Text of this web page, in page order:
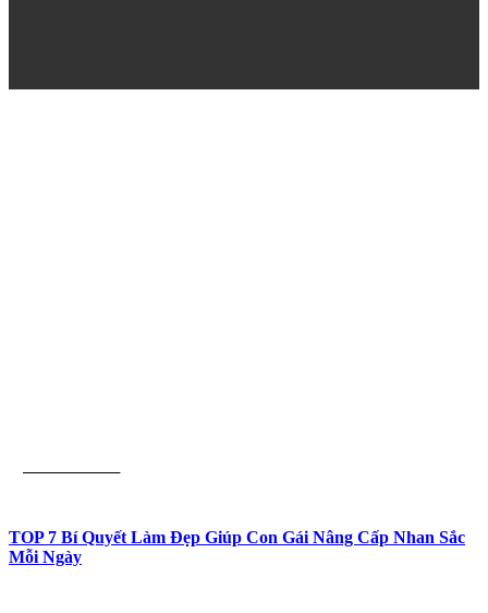
TOP 7 Bí Quyết Làm Đẹp Giúp Con Gái Nâng Cấp Nhan Sắc
Mỗi Ngày